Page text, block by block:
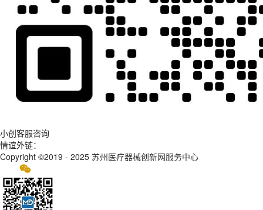
小创客服咨询
情谊外链：
Copyright ©2019 - 2025 苏州医疗器械创新网服务中心